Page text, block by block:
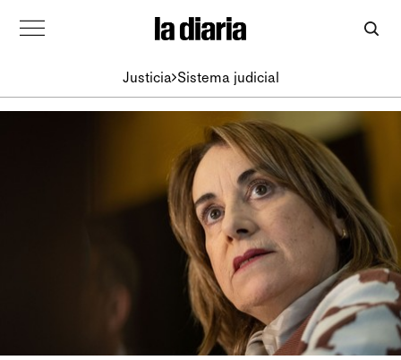
Justicia Sistema judicial